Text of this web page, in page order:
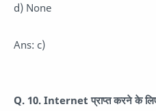
d) None
Ans: c)
Q. 10. Internet प्राप्त करने के